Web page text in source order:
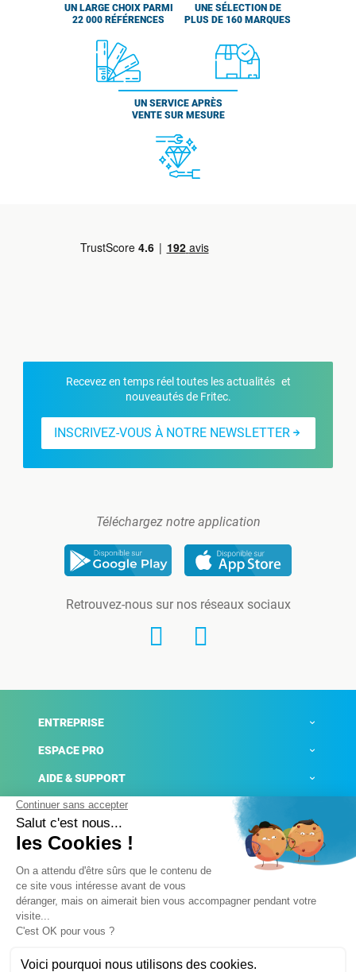
UN LARGE CHOIX PARMI
22 000 RÉFÉRENCES
UNE SÉLECTION DE
PLUS DE 160 MARQUES
UN SERVICE APRÈS
VENTE SUR MESURE
Recevez en temps réel toutes les actualités et
nouveautés de Fritec.
INSCRIVEZ-VOUS À NOTRE NEWSLETTER
Téléchargez notre application
Retrouvez-nous sur nos réseaux sociaux
ENTREPRISE
ESPACE PRO
AIDE & SUPPORT
ACTUALITÉS
Mentions légales